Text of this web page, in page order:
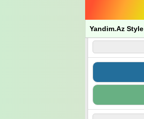
Yandim.Az Style